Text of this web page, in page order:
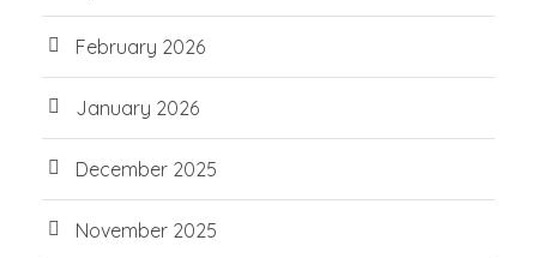
February 2026
January 2026
December 2025
November 2025